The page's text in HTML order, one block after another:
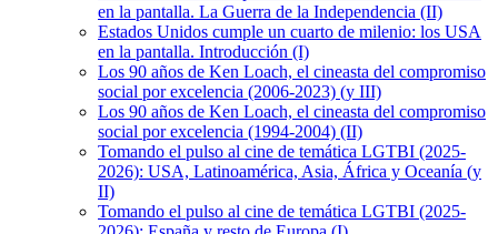
en la pantalla. La Guerra de la Independencia (II)
Estados Unidos cumple un cuarto de milenio: los USA
en la pantalla. Introducción (I)
Los 90 años de Ken Loach, el cineasta del compromiso
social por excelencia (2006-2023) (y III)
Los 90 años de Ken Loach, el cineasta del compromiso
social por excelencia (1994-2004) (II)
Tomando el pulso al cine de temática LGTBI (2025-
2026): USA, Latinoamérica, Asia, África y Oceanía (y
II)
Tomando el pulso al cine de temática LGTBI (2025-